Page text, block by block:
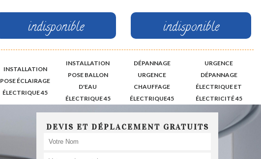
indisponible indisponible
INSTALLATION
POSE ÉCLAIRAGE
ÉLECTRIQUE 45
INSTALLATION
POSE BALLON
D'EAU
ÉLECTRIQUE 45
DÉPANNAGE
URGENCE
CHAUFFAGE
ÉLECTRIQUE45
URGENCE
DÉPANNAGE
ÉLECTRIQUE ET
ÉLECTRICITÉ 45
DEVIS ET DÉPLACEMENT GRATUITS